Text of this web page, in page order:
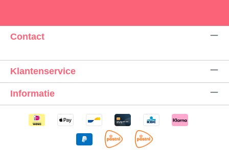
Contact
Klantenservice
Informatie